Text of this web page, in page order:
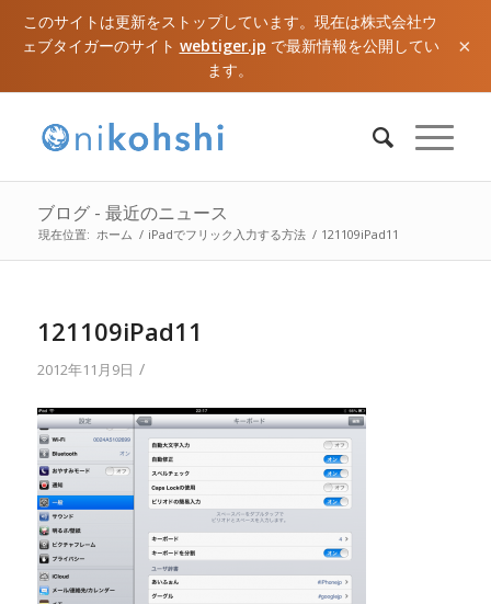
このサイトは更新をストップしています。現在は株式会社ウ
ェブタイガーのサイト webtiger.jp で最新情報を公開してい
ます。
×
ブログ - 最近のニュース
現在位置: ホーム / iPadでフリック入力する方法 / 121109iPad11
121109iPad11
2012年11月9日 /